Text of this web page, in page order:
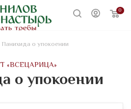
0
Панихида о упокоении
«ВСЕЦАРИЦА»
о упокоении